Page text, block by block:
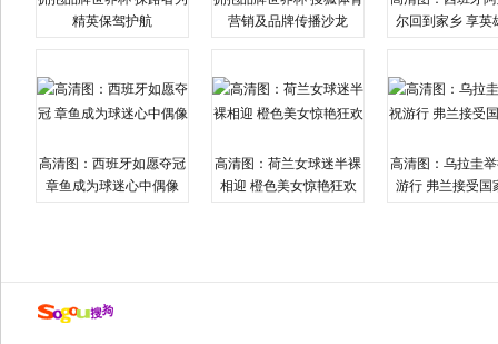
精英保驾护航
营销及品牌传播沙龙
尔回到家乡 享英
高清图：西班牙如愿夺冠
章鱼成为球迷心中偶像
高清图：荷兰女球迷半裸
相迎 橙色美女惊艳狂欢
高清图：乌拉圭
游行 弗兰接受国